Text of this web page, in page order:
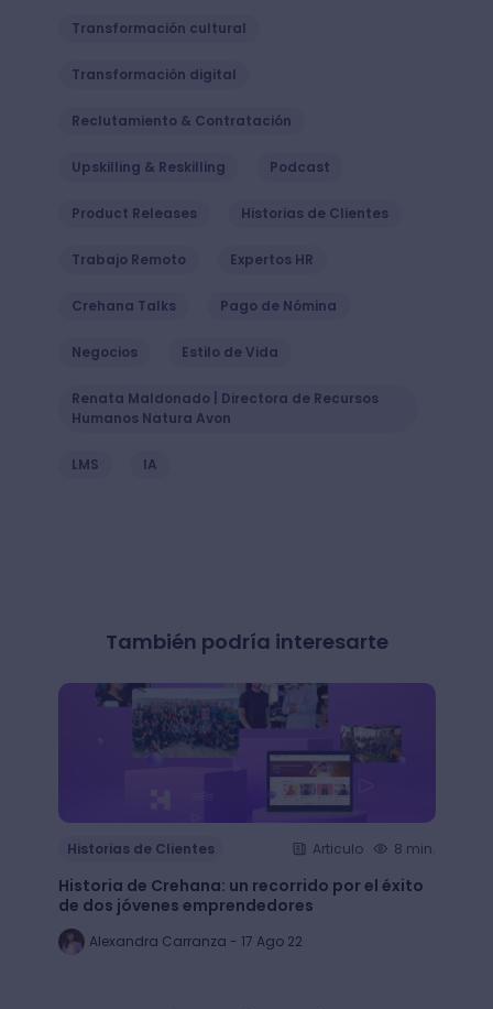
Transformación cultural
Transformación digital
Reclutamiento & Contratación
Upskilling & Reskilling Podcast
Product Releases Historias de Clientes
Trabajo Remoto Expertos HR
Crehana Talks Pago de Nómina
Negocios Estilo de Vida
Renata Maldonado | Directora de Recursos
Humanos Natura Avon
LMS IA
También podría interesarte
Historias de Clientes Articulo 8 min.
Historia de Crehana: un recorrido por el éxito
de dos jóvenes emprendedores
Alexandra Carranza - 17 Ago 22